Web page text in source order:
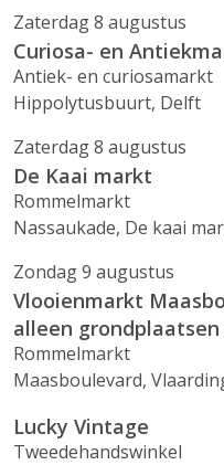
Zaterdag 8 augustus
Curiosa- en
Antiek- en curiosamarkt
Hippolytusbuurt, Delft
Zaterdag 8 augustus
De Kaai markt
Rommelmarkt
Nassaukade, De kaai
Zondag 9 augustus
Vlooienmarkt
alleen grondplaatsen
Rommelmarkt
Maasboulevard,
Lucky Vintage
Tweedehandswinkel